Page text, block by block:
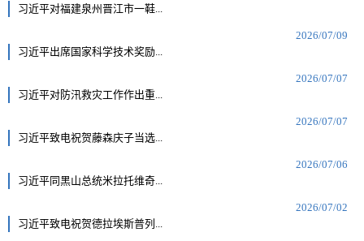
习近平对福建泉州晋江市一鞋...
2026/07/09
习近平出席国家科学技术奖励...
2026/07/07
习近平对防汛救灾工作作出重...
2026/07/07
习近平致电祝贺藤森庆子当选...
2026/07/06
习近平同黑山总统米拉托维奇...
2026/07/02
习近平致电祝贺德拉埃斯普列...